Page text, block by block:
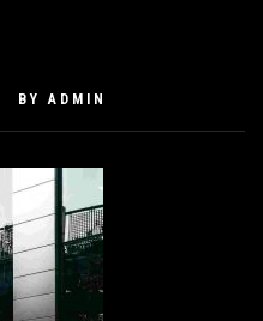
BYADMIN